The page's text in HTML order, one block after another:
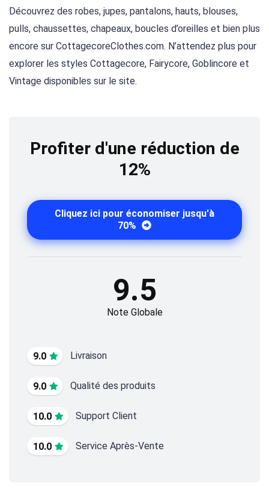
Découvrez des robes, jupes, pantalons, hauts, blouses,
pulls, chaussettes, chapeaux, boucles d’oreilles et bien plus
encore sur CottagecoreClothes.com. N’attendez plus pour
explorer les styles Cottagecore, Fairycore, Goblincore et
Vintage disponibles sur le site.
Profiter d'une réduction de
12%
Cliquez ici pour économiser jusqu'à
70%
9.0 Livraison
9.0 Qualité des produits
10.0 Support Client
10.0 Service Après-Vente
9.5
Note Globale